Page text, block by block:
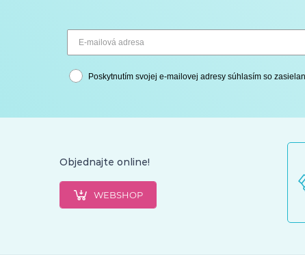
Poskytnutím svojej e-mailovej adresy súhlasím so
Objednajte online!
WEBSHOP